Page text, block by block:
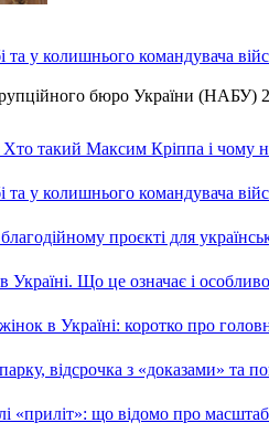
у колишнього командувача
бюро України (НАБУ)
Хто такий Максим Кріппа і чому
у колишнього командувача
проєкті для
Що це означає і
в Україні: коротко про
відсрочка з «доказами» та
«приліт»: що відомо про